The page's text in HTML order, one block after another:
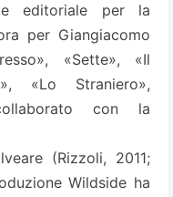
editoriale per la
per Giangiacomo
«Sette», «Il
«Lo Straniero»,
con la
(Rizzoli, 2011;
Wildside ha